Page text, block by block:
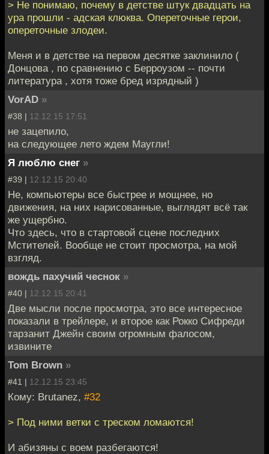
> Не понимаю, почему в детстве штук двадцать на
ура прошли - адская клюква. Опереточные герои,
опереточные злодеи.
Меня и в детстве на первом десятке заклинило (
Донцова , по сравнению с Берроузом -- почти
литература , хотя тоже бред изрядный )
VorAD »
#38 | 12.12.15 17:51
не зацепило,
на следующее лето ждем Маугли!
Я люблю снег »
#39 | 12.12.15 20:40
Не, компьютеры все быстрее и мощнее, но
движения, на них нарисованные, выглядят всё так
же ущербно.
Что здесь, что в стартовой сцене последних
Мстителей. Вообще не стоит просмотра, на мой
взгляд.
вождь пахучий чеснок »
#40 | 12.12.15 20:41
Две мысли после просмотра, это все интересное
показали в трейлере, и второе как Рокко Сифреди
тарзанит Джейн своим огромным фалосом,
извините
Tom Brown »
#41 | 12.12.15 23:45
Кому: Brutanez, #32
> Под ними ветки с треском ломаются!
И абизяны с воем разбегаются!